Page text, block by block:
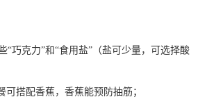
“巧克力”和“食用盐”（盐可少量，可选择酸
可搭配香蕉，香蕉能预防抽筋；